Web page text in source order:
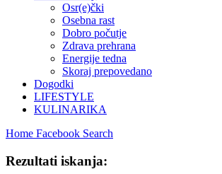
Osr(e)čki
Osebna rast
Dobro počutje
Zdrava prehrana
Energije tedna
Skoraj prepovedano
Dogodki
LIFESTYLE
KULINARIKA
Home Facebook Search
Rezultati iskanja: